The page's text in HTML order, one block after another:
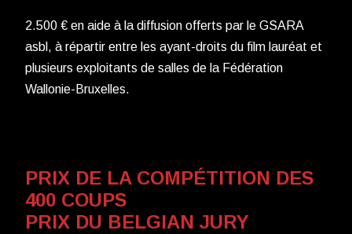
2.500 € en aide à la diffusion offerts par le GSARA
asbl, à répartir entre les ayant-droits du film lauréat et
plusieurs exploitants de salles de la Fédération
Wallonie-Bruxelles.
PRIX DE LA COMPÉTITION DES
400 COUPS
PRIX DU BELGIAN JURY